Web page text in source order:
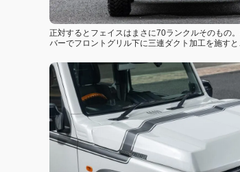
正対するとフェイスはまさに70ランクルそのもの
バーでフロントグリル下に三連ダクト加工を施す